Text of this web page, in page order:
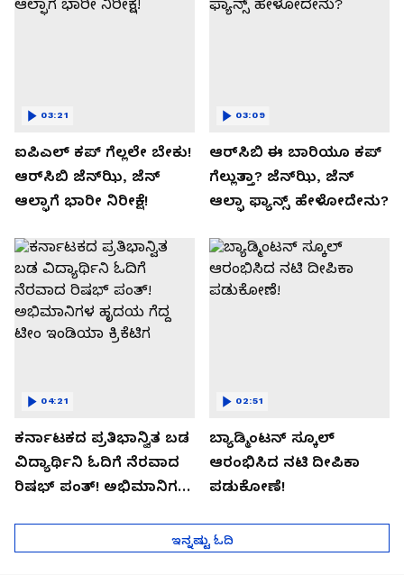
ಐಪಿಎಲ್ ಕಪ್‌ ಗೆಲ್ಲಲೇ ಬೇಕು!
ಆರ್‌ಸಿಬಿ ಜೆನ್‌ಝಿ, ಜೆನ್‌
ಆಲ್ಫಾಗೆ ಭಾರೀ ನಿರೀಕ್ಷೆ!
03:21
ಆರ್‌ಸಿಬಿ ಈ ಬಾರಿಯೂ ಕಪ್‌
ಗೆಲ್ಲುತ್ತಾ? ಜೆನ್‌ಝಿ, ಜೆನ್‌
ಆಲ್ಫಾ ಫ್ಯಾನ್ಸ್ ಹೇಳೋದೇನು?
03:09
ಕರ್ನಾಟಕದ ಪ್ರತಿಭಾನ್ವಿತ ಬಡ
ವಿದ್ಯಾರ್ಥಿನಿ ಓದಿಗೆ ನೆರವಾದ
ರಿಷಭ್ ಪಂತ್! ಅಭಿಮಾನಿಗಳ
04:21
ಬ್ಯಾಡ್ಮಿಂಟನ್ ಸ್ಕೂಲ್​
ಆರಂಭಿಸಿದ ನಟಿ ದೀಪಿಕಾ
ಪಡುಕೋಣೆ!
02:51
ಇನ್ನಷ್ಟು ಓದಿ